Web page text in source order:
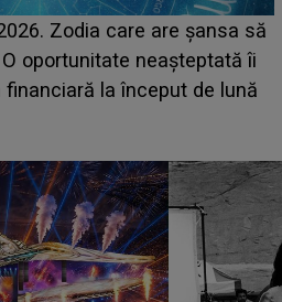
prima zi. Cine sunt artiștii
și de la ce ore au loc cele
scena principală?